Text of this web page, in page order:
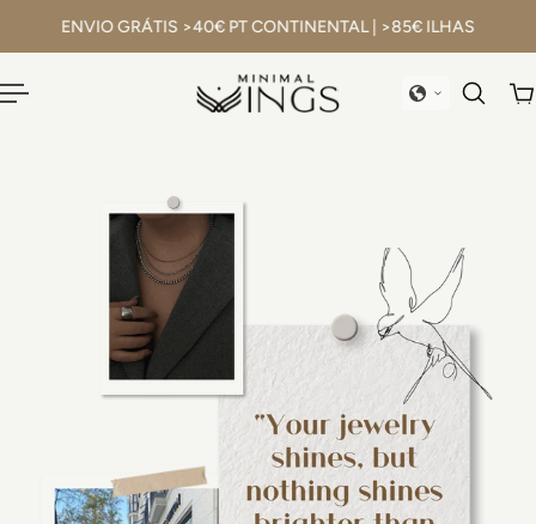
ENVIO GRÁTIS >40€ PT CONTINENTAL | >85€ ILHAS